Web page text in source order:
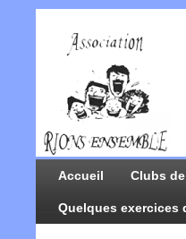
Accueil Clubs
Quelques exercices